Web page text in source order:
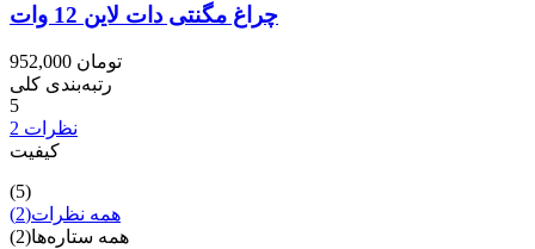
چراغ مگنتی دات لاین 12 وات
952,000 تومان
رتبه‌بندی کلی
5
2 نظرات
کیفیت
(5)
همه نظرات(2)
همه ستاره‌ها(2)